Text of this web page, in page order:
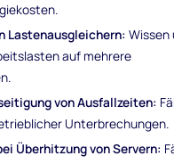
Lastenausgleichern: Wissen
auf mehrere
von Ausfallzeiten:
Unterbrechungen.
Überhitzung von Servern: